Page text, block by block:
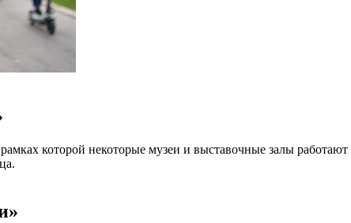
которой некоторые музеи и выставочные залы